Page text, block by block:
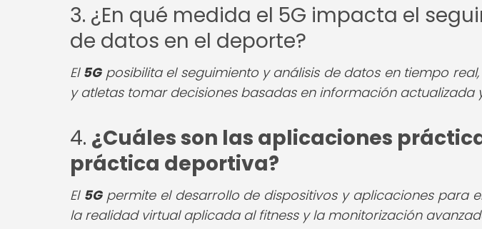
3. ¿En qué medida el 5G impacta el
de datos en el deporte?
El 5Gposibilita el seguimiento y análisis de datos en tiempo
y atletas tomar decisiones basadas en información actualizada
4. ¿Cuáles son las aplicaciones
práctica deportiva?
El 5Gpermite el desarrollo de dispositivos y aplicaciones para
la realidad virtual aplicada al fitness y la monitorización